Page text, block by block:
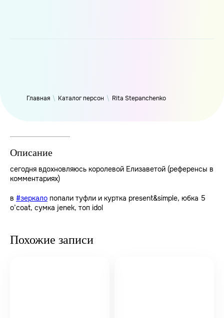
Главная \ Каталог персон \ Rita Stepanchenko
Описание
сегодня вдохновляюсь королевой Елизаветой (референсы в
комментариях)
в #зеркало попали туфли и куртка present&simple, юбка 5
o’coat, сумка jenek, топ idol
Похожие записи